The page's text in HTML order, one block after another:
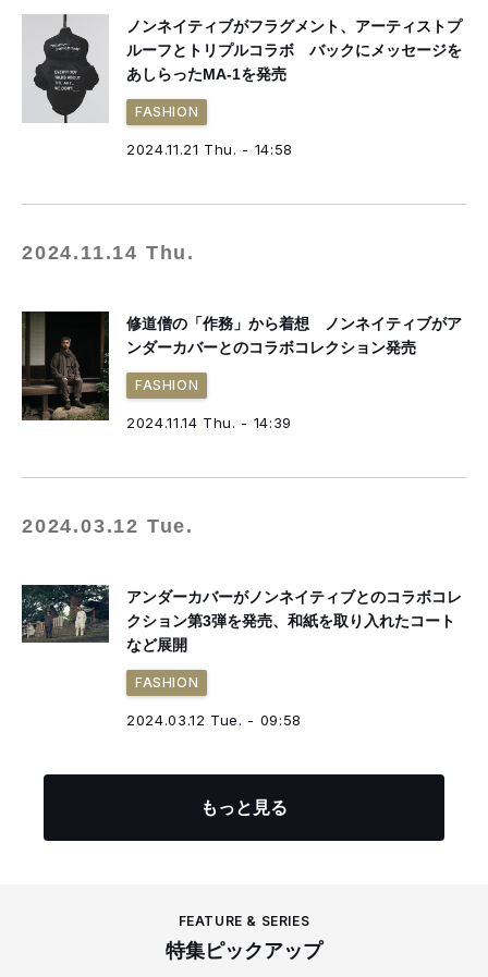
ノンネイティブがフラグメント、アーティストプ
ルーフとトリプルコラボ バックにメッセージを
あしらったMA-1を発売
FASHION
2024.11.21 Thu. - 14:58
2024.11.14 Thu.
修道僧の「作務」から着想 ノンネイティブがア
ンダーカバーとのコラボコレクション発売
FASHION
2024.11.14 Thu. - 14:39
2024.03.12 Tue.
アンダーカバーがノンネイティブとのコラボコレ
クション第3弾を発売、和紙を取り入れたコート
など展開
FASHION
2024.03.12 Tue. - 09:58
もっと見る
FEATURE & SERIES
特集ピックアップ